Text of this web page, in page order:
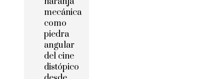
mecánica
como
piedra
angular
del cine
distópico